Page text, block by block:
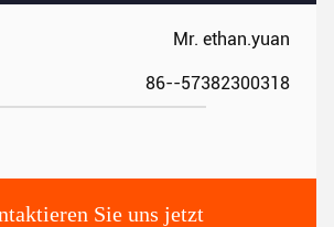
Mr. ethan.yuan
86--57382300318
Sie uns jetzt